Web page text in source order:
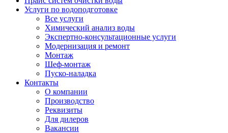
Услуги по водоподготовке
Все услуги
Химический анализ воды
Экспертно-консультационные услуги
Модернизация и ремонт
Монтаж
Шеф-монтаж
Пуско-наладка
Контакты
О компании
Производство
Реквизиты
Для дилеров
Вакансии